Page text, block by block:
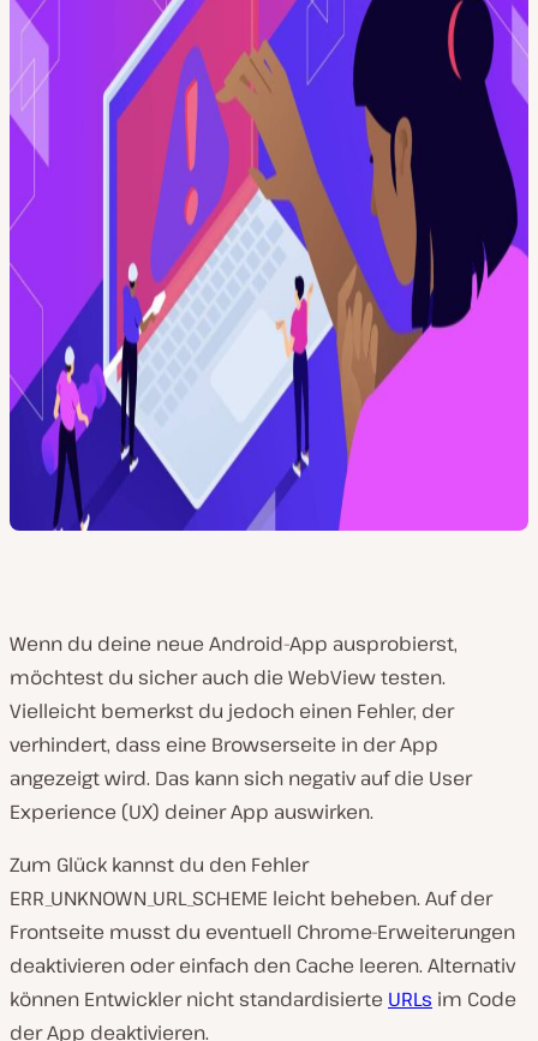
Wenn du deine neue Android-App ausprobierst,
möchtest du sicher auch die WebView testen.
Vielleicht bemerkst du jedoch einen Fehler, der
verhindert, dass eine Browserseite in der App
angezeigt wird. Das kann sich negativ auf die User
Experience (UX) deiner App auswirken.
Zum Glück kannst du den Fehler
ERR_UNKNOWN_URL_SCHEME leicht beheben. Auf der
Frontseite musst du eventuell Chrome-Erweiterungen
deaktivieren oder einfach den Cache leeren. Alternativ
können Entwickler nicht standardisierte URLs im Code
der App deaktivieren.